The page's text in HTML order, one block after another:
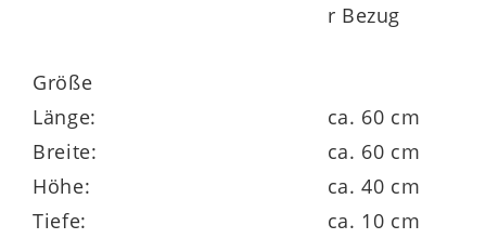
r Bezug
Größe
Länge:
ca. 60 cm
Breite:
ca. 60 cm
Höhe:
ca. 40 cm
Tiefe:
ca. 10 cm